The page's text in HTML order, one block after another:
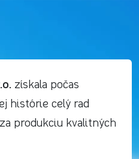
získala počas
histórie celý rad
produkciu kvalitných